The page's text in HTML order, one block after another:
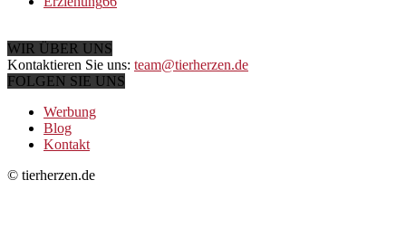
WIR ÜBER UNS
Kontaktieren Sie uns: team@tierherzen.de
FOLGEN SIE UNS
Werbung
Blog
Kontakt
© tierherzen.de